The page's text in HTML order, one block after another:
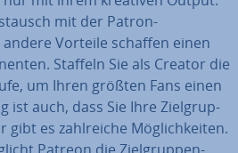
mit der Patron-
Vorteile schaffen einen
Staffeln Sie als Creator die
um Ihren größten Fans einen
ist auch, dass Sie Ihre Ziel­grup­
gibt es zahl­rei­che Mög­lich­kei­ten.